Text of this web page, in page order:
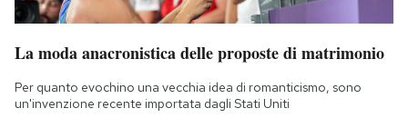
La moda anacronistica delle proposte di matrimonio
Per quanto evochino una vecchia idea di romanticismo, sono
un'invenzione recente importata dagli Stati Uniti